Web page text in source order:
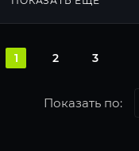
1 2 3
Показать по: